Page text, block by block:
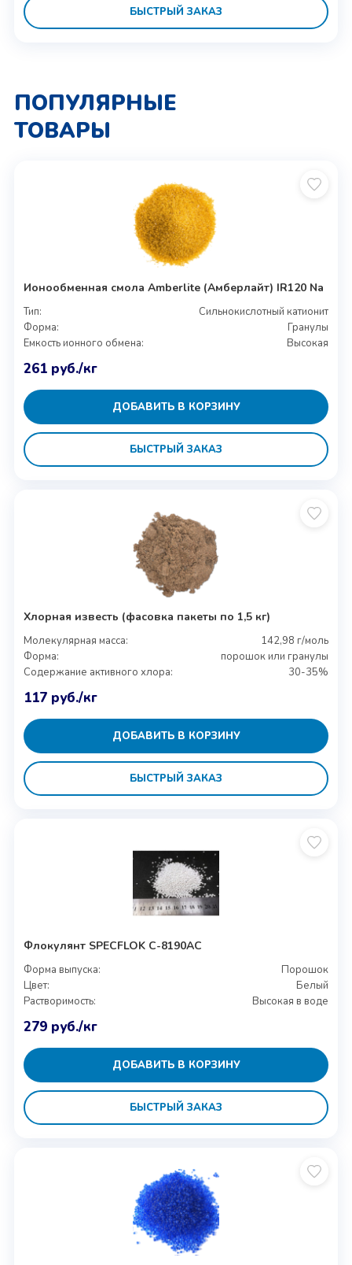
БЫСТРЫЙ ЗАКАЗ
ПОПУЛЯРНЫЕ
ТОВАРЫ
Ионообменная смола Amberlite (Амберлайт) IR120 Na
Тип:
Сильнокислотный катионит
Форма:
Гранулы
Емкость ионного обмена:
Высокая
261 руб./кг
ДОБАВИТЬ В КОРЗИНУ
БЫСТРЫЙ ЗАКАЗ
Хлорная известь (фасовка пакеты по 1,5 кг)
Молекулярная масса:
142,98 г/моль
Форма:
порошок или гранулы
Содержание активного хлора:
30-35%
117 руб./кг
ДОБАВИТЬ В КОРЗИНУ
БЫСТРЫЙ ЗАКАЗ
Флокулянт SPECFLOK C-8190AC
Форма выпуска:
Порошок
Цвет:
Белый
Растворимость:
Высокая в воде
279 руб./кг
ДОБАВИТЬ В КОРЗИНУ
БЫСТРЫЙ ЗАКАЗ